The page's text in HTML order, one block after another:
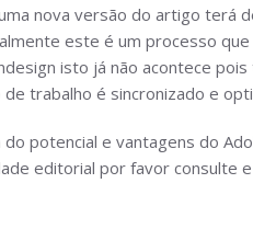
nova versão do artigo
este é um processo
isto já não acontece
trabalho é sincronizado e
potencial e vantagens do
editorial por favor consulte